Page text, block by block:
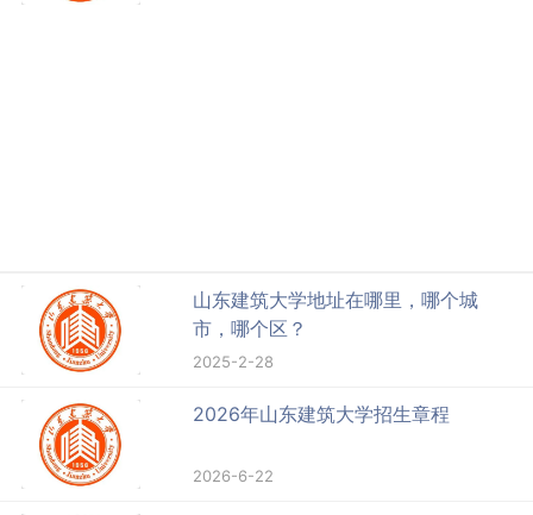
山东建筑大学地址在哪里，哪个城
市，哪个区？
2025-2-28
2026年山东建筑大学招生章程
2026-6-22